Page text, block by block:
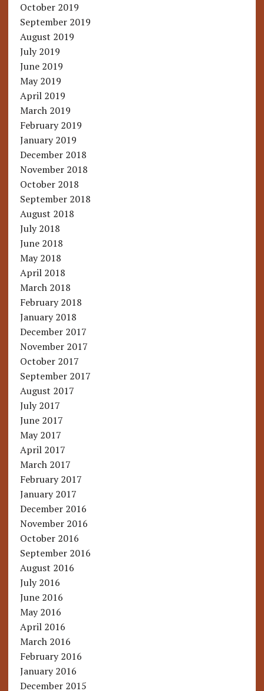
October 2019
September 2019
August 2019
July 2019
June 2019
May 2019
April 2019
March 2019
February 2019
January 2019
December 2018
November 2018
October 2018
September 2018
August 2018
July 2018
June 2018
May 2018
April 2018
March 2018
February 2018
January 2018
December 2017
November 2017
October 2017
September 2017
August 2017
July 2017
June 2017
May 2017
April 2017
March 2017
February 2017
January 2017
December 2016
November 2016
October 2016
September 2016
August 2016
July 2016
June 2016
May 2016
April 2016
March 2016
February 2016
January 2016
December 2015